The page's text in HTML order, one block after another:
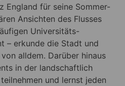
England für seine Sommer-
Ansichten des Flusses
Universitäts-
– erkunde die Stadt und
alldem. Darüber hinaus
in der landschaftlich
und lernst jeden